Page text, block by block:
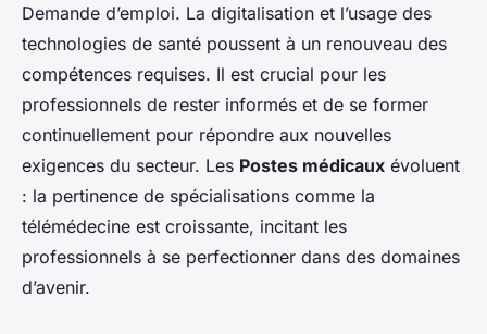
Demande d’emploi. La digitalisation et l’usage des
technologies de santé poussent à un renouveau des
compétences requises. Il est crucial pour les
professionnels de rester informés et de se former
continuellement pour répondre aux nouvelles
exigences du secteur. Les Postes médicaux évoluent
: la pertinence de spécialisations comme la
télémédecine est croissante, incitant les
professionnels à se perfectionner dans des domaines
d’avenir.